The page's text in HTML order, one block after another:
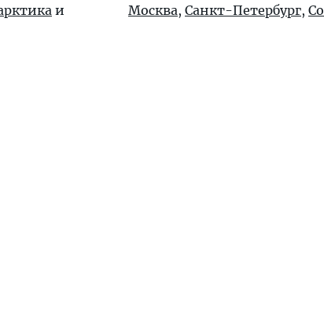
и
Москва, Санкт-Петербург,